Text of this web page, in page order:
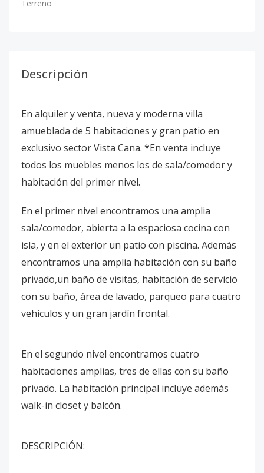
Terreno
Descripción
En alquiler y venta, nueva y moderna villa
amueblada de 5 habitaciones y gran patio en
exclusivo sector Vista Cana. *En venta incluye
todos los muebles menos los de sala/comedor y
habitación del primer nivel.
En el primer nivel encontramos una amplia
sala/comedor, abierta a la espaciosa cocina con
isla, y en el exterior un patio con piscina. Además
encontramos una amplia habitación con su baño
privado,un baño de visitas, habitación de servicio
con su baño, área de lavado, parqueo para cuatro
vehículos y un gran jardín frontal.
En el segundo nivel encontramos cuatro
habitaciones amplias, tres de ellas con su baño
privado. La habitación principal incluye además
walk-in closet y balcón.
DESCRIPCIÓN: